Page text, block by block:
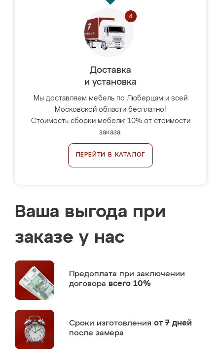
Доставка
и установка
Мы доставляем мебель по Люберцам и всей
Московской области бесплатно!
Стоимость сборки мебели: 10% от стоимости
заказа.
ПЕРЕЙТИ В КАТАЛОГ
Ваша выгода при
заказе у нас
Предоплата при заключении
договора всего 10%
Сроки изготовления от 7 дней
после замера